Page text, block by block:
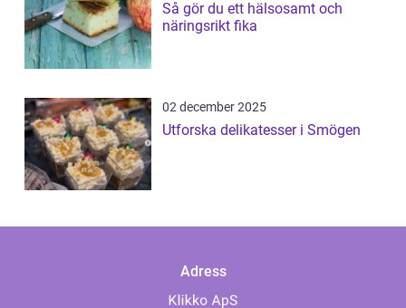
Så gör du ett hälsosamt och
näringsrikt fika
02 december 2025
Utforska delikatesser i Smögen
Adress